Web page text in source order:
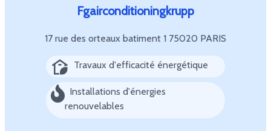
Fgairconditioningkrupp
17 rue des orteaux batiment 1 75020 PARIS
Travaux d'efficacité énergétique
Installations d'énergies
renouvelables